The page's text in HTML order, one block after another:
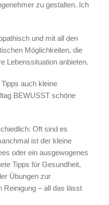
zu gestalten. Ich
und mit all den
Möglichkeiten, die
Lebenssituation anbieten.
auch kleine
BEWUSST schöne
Oft sind es
ist der kleine
oder ein ausgewogenes
Tipps für Gesundheit,
Übungen zur
Reinigung – all das lässt